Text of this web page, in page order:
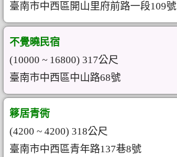
臺南市中西區開山里府前路一段109號
不覺曉民宿
(10000 ~ 16800) 317公尺
臺南市中西區中山路68號
簃居青衖
(4200 ~ 4200) 318公尺
臺南市中西區青年路137巷8號